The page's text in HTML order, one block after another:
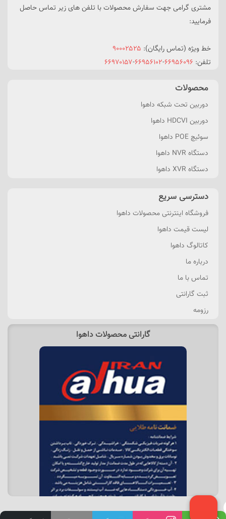
مشتری گرامی جهت سفارش محصولات با تلفن های زیر تماس حاصل
فرمایید:
خط ویژه (تماس رایگان): ۹۰۰۰۲۵۲۵
تلفن: ۶۶۹۵۶۰۹۶-۶۶۹۵۶۱۰۲-۶۶۹۷۰۱۵۷
محصولات
دوربین تحت شبکه داهوا
دوربین HDCVI داهوا
سوئیچ POE داهوا
دستگاه NVR داهوا
دستگاه XVR داهوا
دسترسی سریع
فروشگاه اینترنتی محصولات داهوا
لیست قیمت داهوا
کاتالوگ داهوا
درباره ما
تماس با ما
ثبت گارانتی
رزومه
گارانتی محصولات داهوا